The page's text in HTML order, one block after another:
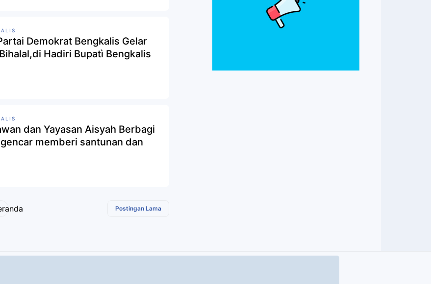
Demokrat Bengkalis Gelar
Hadiri Bupatì Bengkalis
dan Yayasan Aisyah Berbagi
memberi santunan dan
Postingan Lama